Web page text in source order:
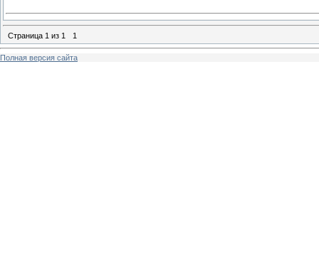
Страница 1 из 1 1
Полная версия сайта